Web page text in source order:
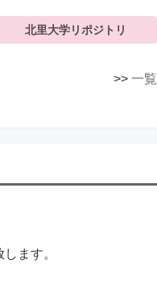
北里大学リポジトリ
>> 一覧
ます。